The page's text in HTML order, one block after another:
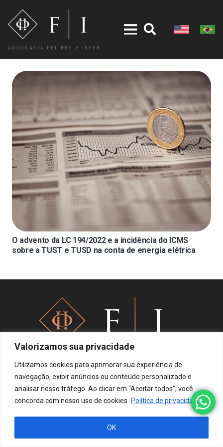
Valorizamos sua privacidade
Utilizamos cookies para aprimorar sua experiência de
navegação, exibir anúncios ou conteúdo personalizado e
analisar nosso tráfego. Ao clicar em “Aceitar todos”, você
concorda com nosso uso de cookies. Política de privacidade
OK
O advento da LC 194/2022 e a incidência do ICMS
sobre a TUST e TUSD na conta de energia elétrica
Política de privacidade